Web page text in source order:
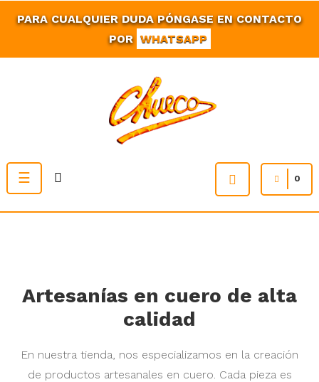
PARA CUALQUIER DUDA PÓNGASE EN CONTACTO
POR WHATSAPP
Navegación
de
☰ 0
Artesanías en cuero de alta
calidad
En nuestra tienda, nos especializamos en la creación
de productos artesanales en cuero. Cada pieza es